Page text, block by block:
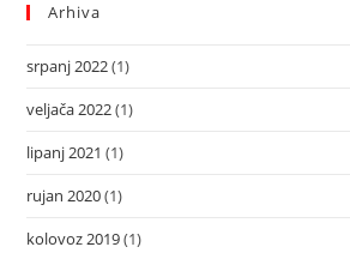
Arhiva
srpanj 2022(1)
veljača 2022(1)
lipanj 2021 (1)
rujan 2020(1)
kolovoz 2019(1)